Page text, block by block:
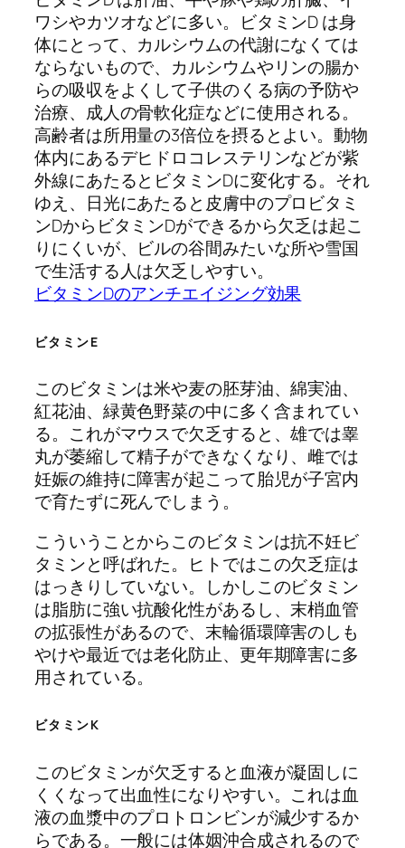
ワシやカツオなどに多い。ビタミンD は身
体にとって、カルシウムの代謝になくては
ならないもので、カルシウムやリンの腸か
らの吸収をよくして子供のくる病の予防や
治療、成人の骨軟化症などに使用される。
高齢者は所用量の3倍位を摂るとよい。動物
体内にあるデヒドロコレステリンなどが紫
外線にあたるとビタミンDに変化する。それ
ゆえ、日光にあたると皮膚中のプロビタミ
ンDからビタミンDができるから欠乏は起こ
りにくいが、ビルの谷間みたいな所や雪国
で生活する人は欠乏しやすい。
ビタミンDのアンチエイジング効果
ビタミンE
このビタミンは米や麦の胚芽油、綿実油、
紅花油、緑黄色野菜の中に多く含まれてい
る。これがマウスで欠乏すると、雄では睾
丸が萎縮して精子ができなくなり、雌では
妊娠の維持に障害が起こって胎児が子宮内
で育たずに死んでしまう。
こういうことからこのビタミンは抗不妊ビ
タミンと呼ばれた。ヒトではこの欠乏症は
はっきりしていない。しかしこのビタミン
は脂肪に強い抗酸化性があるし、末梢血管
の拡張性があるので、末輪循環障害のしも
やけや最近では老化防止、更年期障害に多
用されている。
ビタミンK
このビタミンが欠乏すると血液が凝固しに
くくなって出血性になりやすい。これは血
液の血漿中のプロトロンビンが減少するか
らである。一般には体姻沖合成されるので